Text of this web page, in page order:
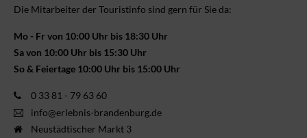
Die Mitarbeiter der Touristinfo sind gern für Sie da:
Mo - Fr von 10:00 Uhr bis 18:30 Uhr
Sa von 10:00 Uhr bis 15:30 Uhr
So & Feiertage 10:00 Uhr bis 15:00 Uhr
0 33 81 - 79 63 60
info@erlebnis-brandenburg.de
Neustädtischer Markt 3